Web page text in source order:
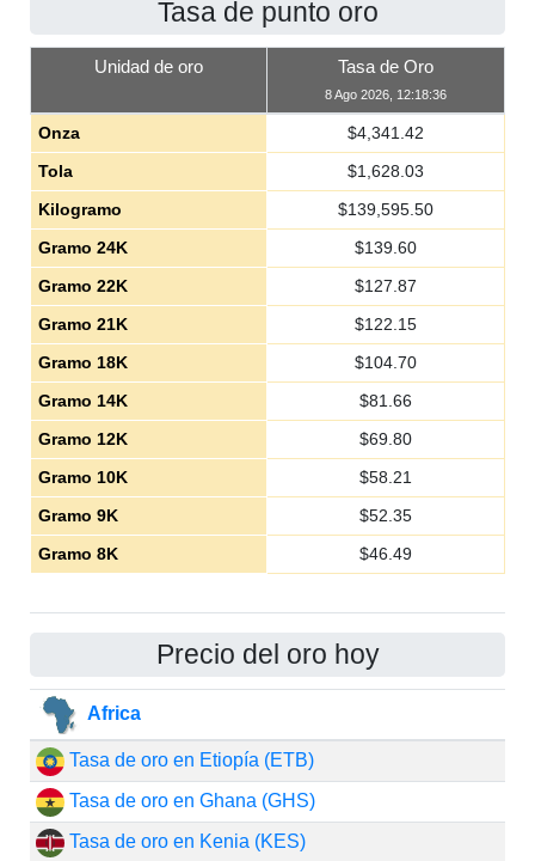
Tasa de punto oro
Unidad de oro Tasa de Oro
8 Ago 2026, 12:18:36
Onza $4,341.42
Tola
$1,628.03
Kilogramo
$139,595.50
Gramo 24K
$139.60
Gramo 22K
$127.87
Gramo 21K
$122.15
Gramo 18K
$104.70
Gramo 14K
$81.66
Gramo 12K
$69.80
Gramo 10K
$58.21
Gramo 9K
$52.35
Gramo 8K
$46.49
Precio del oro hoy
Africa
Tasa de oro en Etiopía (ETB)
Tasa de oro en Ghana (GHS)
Tasa de oro en Kenia (KES)